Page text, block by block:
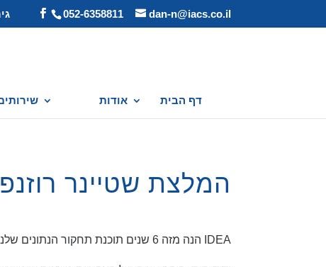
052-6358811 dan-n@iacs.co.il
דף הבית אודות
המלצת שטיינר
IDEA הנה מזה 6 שנים תוכנת תחקור הנתונים שלנו.